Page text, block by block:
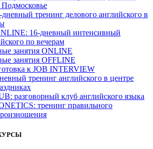
Подмосковье
тренинг делового английского в
16-дневный интенсивный
по вечерам
занятия ONLINE
занятия OFFLINE
к JOB INTERVIEW
тренинг английского в центре
разговорный клуб английского языка
тренинг правильного